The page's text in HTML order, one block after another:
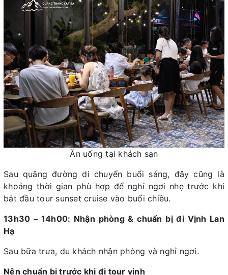
Ăn uống tại khách sạn
Sau quãng đường di chuyển buổi sáng, đây cũng là
khoảng thời gian phù hợp để nghỉ ngơi nhẹ trước khi
bắt đầu tour sunset cruise vào buổi chiều.
13h30 – 14h00: Nhận phòng & chuẩn bị đi Vịnh Lan
Hạ
Sau bữa trưa, du khách nhận phòng và nghỉ ngơi.
Nên chuẩn bị trước khi đi tour vịnh